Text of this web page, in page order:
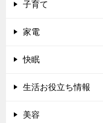
子育て
家電
快眠
生活お役立ち情報
美容